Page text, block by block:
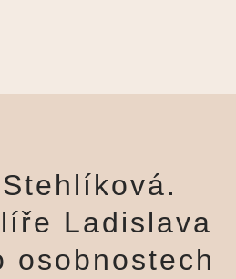
Ladislava
osobnostech